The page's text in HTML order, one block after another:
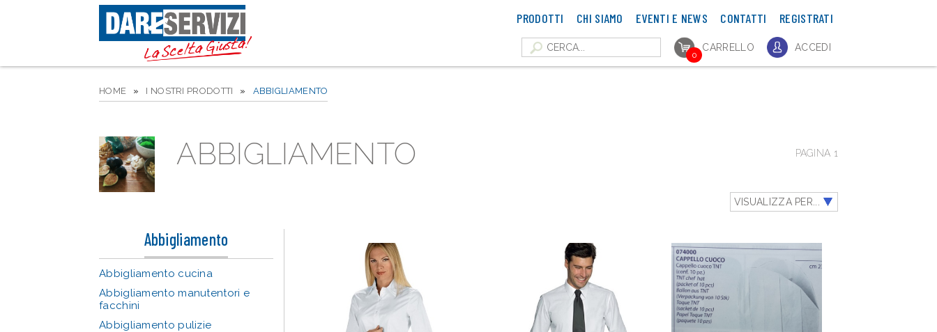
PRODOTTI CHI SIAMO EVENTI E NEWS CONTATTI REGISTRATI
CARRELLO
0
ACCEDI
HOME » I NOSTRI PRODOTTI » ABBIGLIAMENTO
ABBIGLIAMENTO PAGINA 1
VISUALIZZA PER...
Abbigliamento
Abbigliamento cucina
Abbigliamento manutentori e
facchini
Abbigliamento pulizie